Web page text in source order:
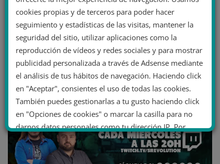
cookies propias y de terceros para poder hacer
seguimiento y estadísticas de las visitas, mantener la
seguridad del sitio, utilizar aplicaciones como la
reproducción de vídeos y redes sociales y para mostrar
publicidad personalizada a través de Adsense mediante
el análisis de tus hábitos de navegación. Haciendo click
en "Aceptar", consientes el uso de todas las cookies.
También puedes gestionarlas a tu gusto haciendo click
en "Opciones de cookies" o marcar la casilla para no
darnos datos personales como tu dirección IP. Por
último, puedes leer nuestra Política de cookies.